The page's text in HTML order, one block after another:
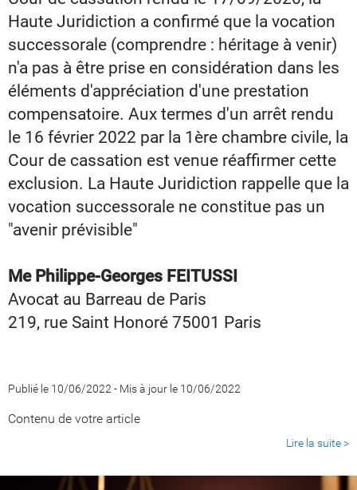
Haute Juridiction a confirmé que la vocation
successorale (comprendre : héritage à venir)
n'a pas à être prise en considération dans les
éléments d'appréciation d'une prestation
compensatoire. Aux termes d'un arrêt rendu
le 16 février 2022 par la 1ère chambre civile, la
Cour de cassation est venue réaffirmer cette
exclusion. La Haute Juridiction rappelle que la
vocation successorale ne constitue pas un
"avenir prévisible"
Me Philippe-Georges FEITUSSI
Avocat au Barreau de Paris
​​​​​​​219, rue Saint Honoré 75001 Paris
Publié le 10/06/2022 - Mis à jour le 10/06/2022
Contenu de votre article
Lire la suite >